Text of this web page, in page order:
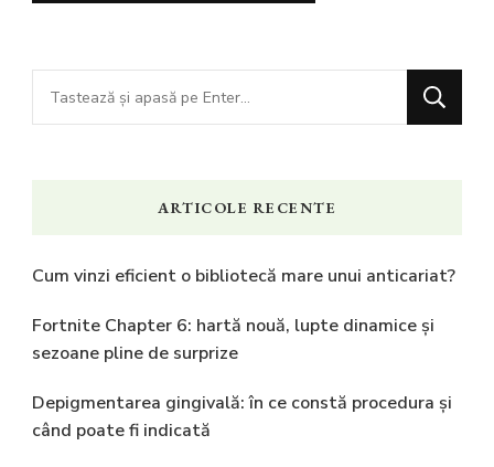
Cauți
ceva?
ARTICOLE RECENTE
Cum vinzi eficient o bibliotecă mare unui anticariat?
Fortnite Chapter 6: hartă nouă, lupte dinamice și
sezoane pline de surprize
Depigmentarea gingivală: în ce constă procedura și
când poate fi indicată